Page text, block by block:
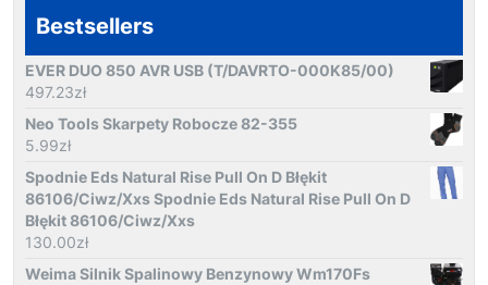
Bestsellers
EVER DUO 850 AVR USB (T/DAVRTO-000K85/00)
497.23zł
Neo Tools Skarpety Robocze 82-355
5.99zł
Spodnie Eds Natural Rise Pull On D Błękit
86106/Ciwz/Xxs Spodnie Eds Natural Rise Pull On D
Błękit 86106/Ciwz/Xxs
130.00zł
Weima Silnik Spalinowy Benzynowy Wm170Fs